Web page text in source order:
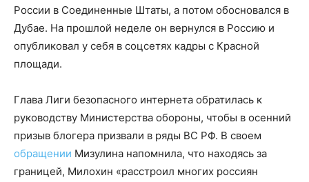
России в Соединенные Штаты, а потом обосновался в
Дубае. На прошлой неделе он вернулся в Россию и
опубликовал у себя в соцсетях кадры с Красной
площади.
Глава Лиги безопасного интернета обратилась к
руководству Министерства обороны, чтобы в осенний
призыв блогера призвали в ряды ВС РФ. В своем
обращении Мизулина напомнила, что находясь за
границей, Милохин «расстроил многих россиян